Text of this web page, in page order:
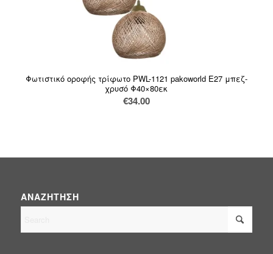
Φωτιστικό οροφής τρίφωτο PWL-1121 pakoworld Ε27 μπεζ-
χρυσό Φ40×80εκ
€34.00
ΑΝΑΖΉΤΗΣΗ